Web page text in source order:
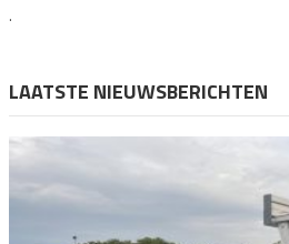
.
LAATSTE NIEUWSBERICHTEN